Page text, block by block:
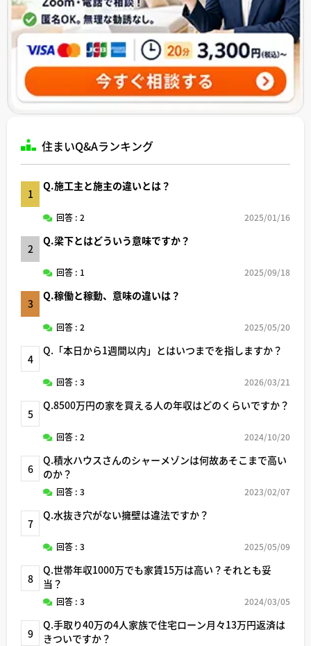
住まいQ&Aランキング
1
Q.施工主と施主の違いとは？
回答 : 2 2025/01/16
2
Q.梁下とはどういう意味ですか？
回答 : 1 2025/09/18
3
Q.稼働と稼動、意味の違いは？
回答 : 2 2025/05/20
4
Q.「本日から1週間以内」とはいつまでを指しますか？
回答 : 3 2026/03/21
5
Q.8500万円の家を買える人の年収はどのくらいですか？
回答 : 2 2024/10/20
6
Q.積水ハウスさんのシャーメゾンは何故あそこまで高い
のか？
回答 : 3 2023/02/07
7
Q.水抜き穴がない擁壁は違法ですか？
回答 : 3 2025/05/09
8
Q.世帯年収1000万でも家賃15万は高い？それとも妥
当？
回答 : 3 2024/03/05
9
Q.手取り40万の4人家族で住宅ローン月々13万円返済は
きついですか？